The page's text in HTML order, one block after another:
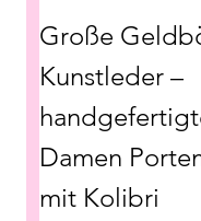
Große
Kunstleder –
Damen
mit Kolibri